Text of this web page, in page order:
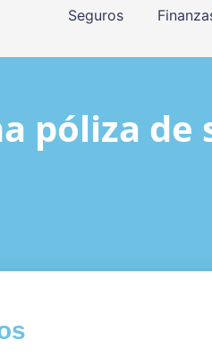
Seguros
póliza